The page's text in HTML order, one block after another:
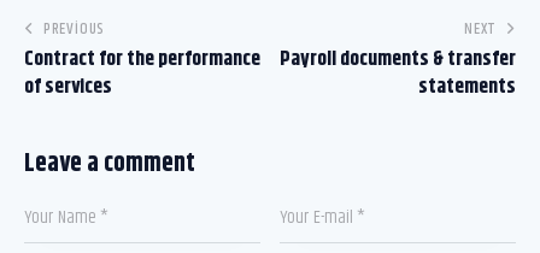
PREVIOUS
Contract for the performance
of services
NEXT
Payroll documents & transfer
statements
Leave a comment